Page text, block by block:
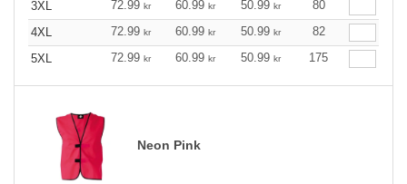
3XL 72.99 kr 60.99 kr 50.99 kr
80
4XL
72.99 kr 60.99 kr 50.99 kr
82
5XL
72.99 kr 60.99 kr 50.99 kr 175
Neon Pink